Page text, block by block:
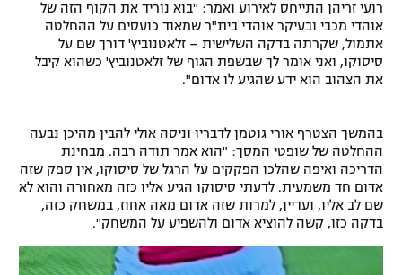
מדיניות פרטיות
תקנון פעילות ספורט 1
הצטרפות לחבילת הערוצים
לוח דרושים – ג'ובנט
תגיות
גיימינג E-Sports
רועי זריהן התייחס לאירוע ואמר: "בוא נוריד את הקוף הזה של
אוהדי מכבי ובעיקר אוהדי בית"ר שמאוד כועסים על ההחלטה
אתמול, שקרתה בדקה השלישית – זלאטנוביץ' דורך שם על
סיסוקו, ואני אומר לך שבשפת הגוף של זלאטנוביץ' כשהוא קיבל
את הצהוב הוא ידע שהגיע לו אדום".
בהמשך הצטרף אורי גוטמן לדבריו וניסה אולי להבין מהיכן נבעה
ההחלטה של שופטי המסך: "הוא אמר תודה רבה. מבחינת
הדריכה ואיפה שהלכו הפקקים על הרגל של סיסוקו, אין ספק שזה
אדום חד משמעית. לדעתי סיסוקו הגיע אליו כזה מאחורה והוא לא
שם לב אליו, ועדיין, למרות שזה אדום מאה אחוז, במשחק כזה,
בדקה כזו, קשה להוציא אדום ולהשפיע על המשחק".